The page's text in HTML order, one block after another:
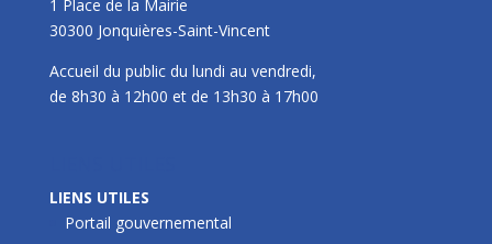
1 Place de la Mairie
30300 Jonquières-Saint-Vincent
Accueil du public du lundi au vendredi,
de 8h30 à 12h00 et de 13h30 à 17h00
LIENS UTILES
Portail gouvernemental